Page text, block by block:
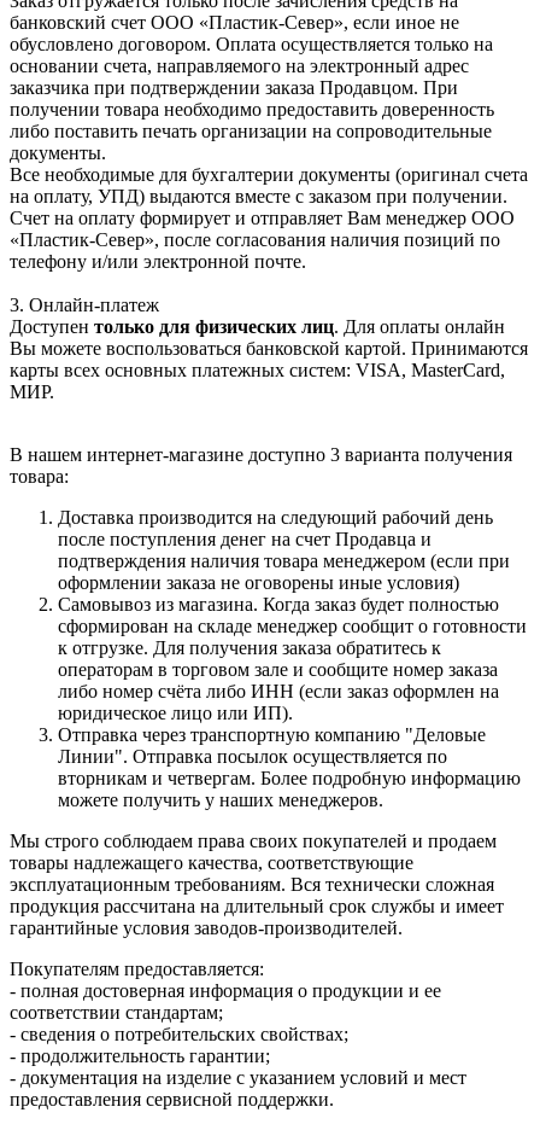
банковский счет ООО «Пластик-Север», если иное не
обусловлено договором. Оплата осуществляется только на
основании счета, направляемого на электронный адрес
заказчика при подтверждении заказа Продавцом. При
получении товара необходимо предоставить доверенность
либо поставить печать организации на сопроводительные
документы.
Все необходимые для бухгалтерии документы (оригинал счета
на оплату, УПД) выдаются вместе с заказом при получении.
Счет на оплату формирует и отправляет Вам менеджер ООО
«Пластик-Север», после согласования наличия позиций по
телефону и/или электронной почте.
3. Онлайн-платеж
Доступен только для физических лиц. Для оплаты онлайн
Вы можете воспользоваться банковской картой. Принимаются
карты всех основных платежных систем: VISA, MasterCard,
МИР.
В нашем интернет-магазине доступно 3 варианта получения
товара:
Доставка производится на следующий рабочий день
после поступления денег на счет Продавца и
подтверждения наличия товара менеджером (если при
оформлении заказа не оговорены иные условия)
Самовывоз из магазина. Когда заказ будет полностью
сформирован на складе менеджер сообщит о готовности
к отгрузке. Для получения заказа обратитесь к
операторам в торговом зале и сообщите номер заказа
либо номер счёта либо ИНН (если заказ оформлен на
юридическое лицо или ИП).
Отправка через транспортную компанию "Деловые
Линии". Отправка посылок осуществляется по
вторникам и четвергам. Более подробную информацию
можете получить у наших менеджеров.
Мы строго соблюдаем права своих покупателей и продаем
товары надлежащего качества, соответствующие
эксплуатационным требованиям. Вся технически сложная
продукция рассчитана на длительный срок службы и имеет
гарантийные условия заводов-производителей.
Покупателям предоставляется:
- полная достоверная информация о продукции и ее
соответствии стандартам;
- сведения о потребительских свойствах;
- продолжительность гарантии;
- документация на изделие с указанием условий и мест
предоставления сервисной поддержки.